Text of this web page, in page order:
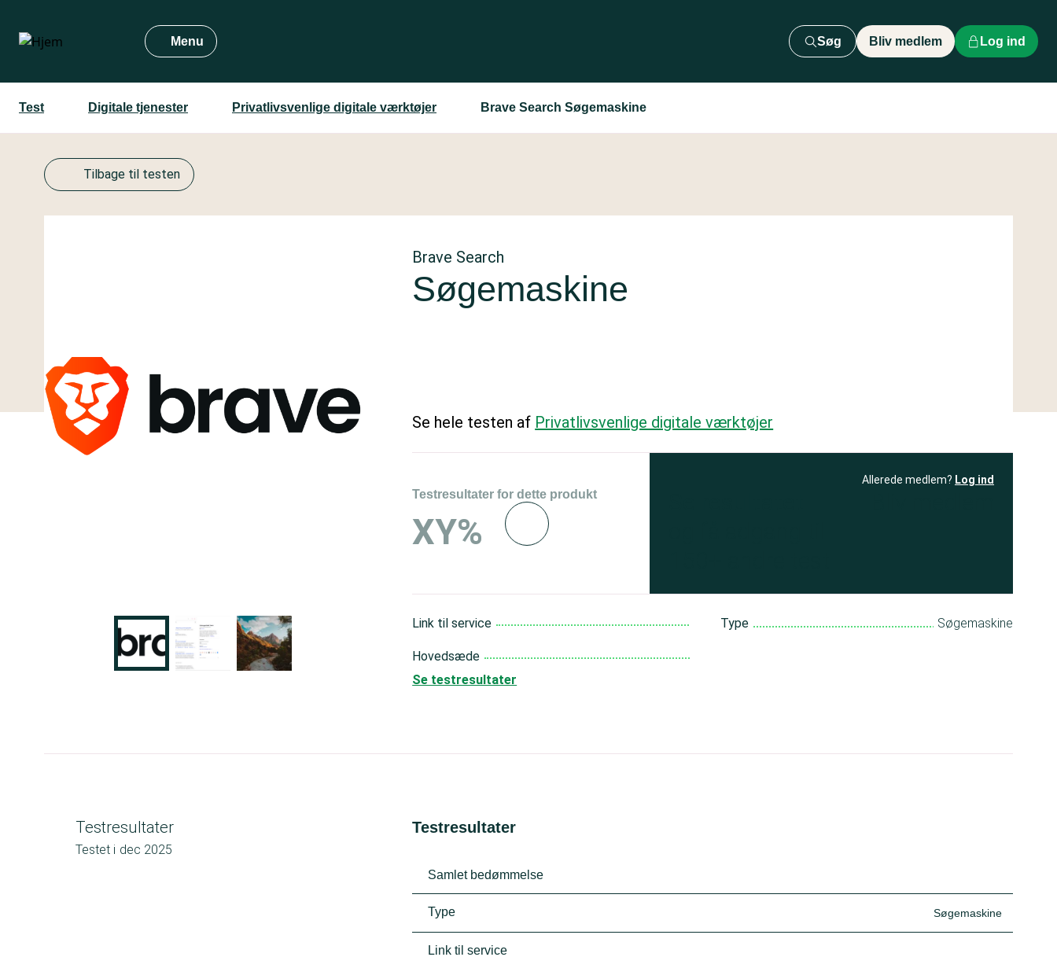
hovedindhold
Menu Søg Bliv medlem Log ind
Test Digitale tjenester Privatlivsvenlige digitale værktøjer Brave Search Søgemaskine
Tilbage til testen
Brave Search
Søgemaskine
Se hele testen af Privatlivsvenlige digitale værktøjer
Testresultater for dette produkt
XY%
Allerede medlem? Log ind
Link til service
Hovedsæde
Type Søgemaskine
Se testresultater
Testresultater
Testet i dec 2025
Testresultater
Samlet bedømmelse
Type Søgemaskine
Link til service